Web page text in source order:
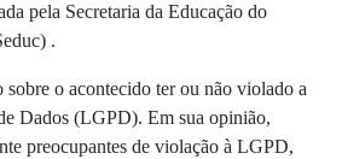
pela Secretaria da Educação do
.
o acontecido ter ou não violado a
Dados (LGPD). Em sua opinião,
preocupantes de violação à LGPD,